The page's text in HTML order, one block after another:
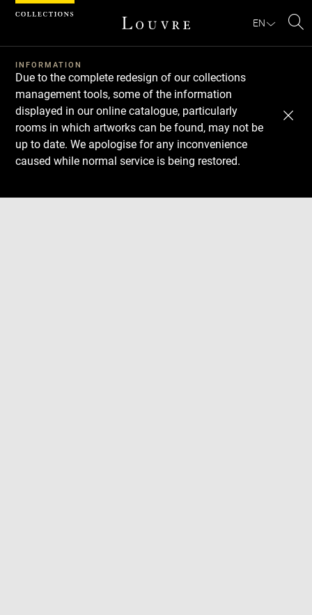
EN
INFORMATION
Due to the complete redesign of our collections
management tools, some of the information
displayed in our online catalogue, particularly
rooms in which artworks can be found, may not be
up to date. We apologise for any inconvenience
caused while normal service is being restored.
Download
Next
Previous
Cookies management panel